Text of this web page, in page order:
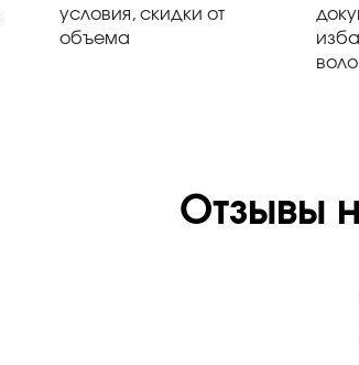
условия, скидки от
объема
Отзывы